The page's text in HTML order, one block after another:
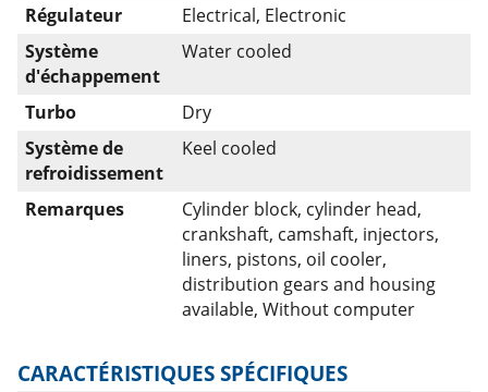
Régulateur
Electrical, Electronic
Système
d'échappement
Water cooled
Turbo
Dry
Système de
refroidissement
Keel cooled
Remarques
Cylinder block, cylinder head,
crankshaft, camshaft, injectors,
liners, pistons, oil cooler,
distribution gears and housing
available, Without computer
CARACTÉRISTIQUES SPÉCIFIQUES